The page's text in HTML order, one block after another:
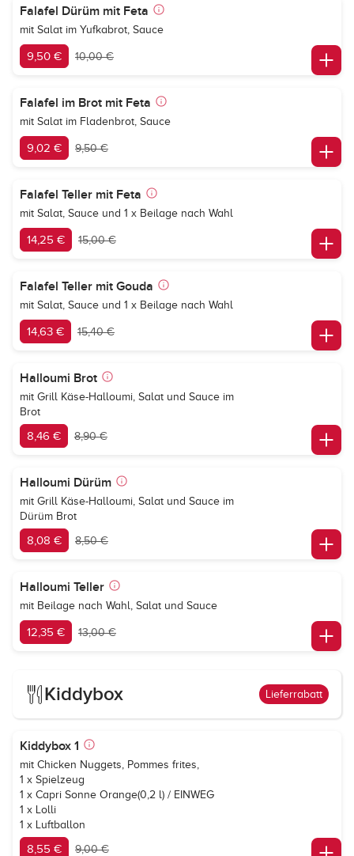
Falafel Dürüm mit Feta
mit Salat im Yufkabrot, Sauce
9,50 € 10,00 €
Falafel im Brot mit Feta
mit Salat im Fladenbrot, Sauce
9,02 € 9,50 €
Falafel Teller mit Feta
mit Salat, Sauce und 1 x Beilage nach Wahl
14,25 € 15,00 €
Falafel Teller mit Gouda
mit Salat, Sauce und 1 x Beilage nach Wahl
14,63 € 15,40 €
Halloumi Brot
mit Grill Käse-Halloumi, Salat und Sauce im
Brot
8,46 € 8,90 €
Halloumi Dürüm
mit Grill Käse-Halloumi, Salat und Sauce im
Dürüm Brot
8,08 € 8,50 €
Halloumi Teller
mit Beilage nach Wahl, Salat und Sauce
12,35 € 13,00 €
Kiddybox Lieferrabatt
Kiddybox 1
mit Chicken Nuggets, Pommes frites,
1 x Spielzeug
1 x Capri Sonne Orange(0,2 l) / EINWEG
1 x Lolli
1 x Luftballon
8,55 € 9,00 €